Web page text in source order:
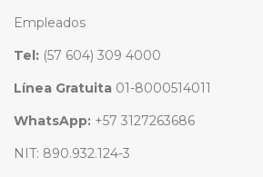
Empleados
Tel: (57 604) 309 4000
Línea Gratuita 01-8000514011
WhatsApp: +57 3127263686
NIT: 890.932.124-3